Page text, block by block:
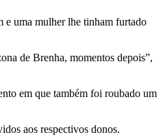
e uma mulher lhe tinham furtado
de Brenha, momentos depois”,
em que também foi roubado um
aos respectivos donos.